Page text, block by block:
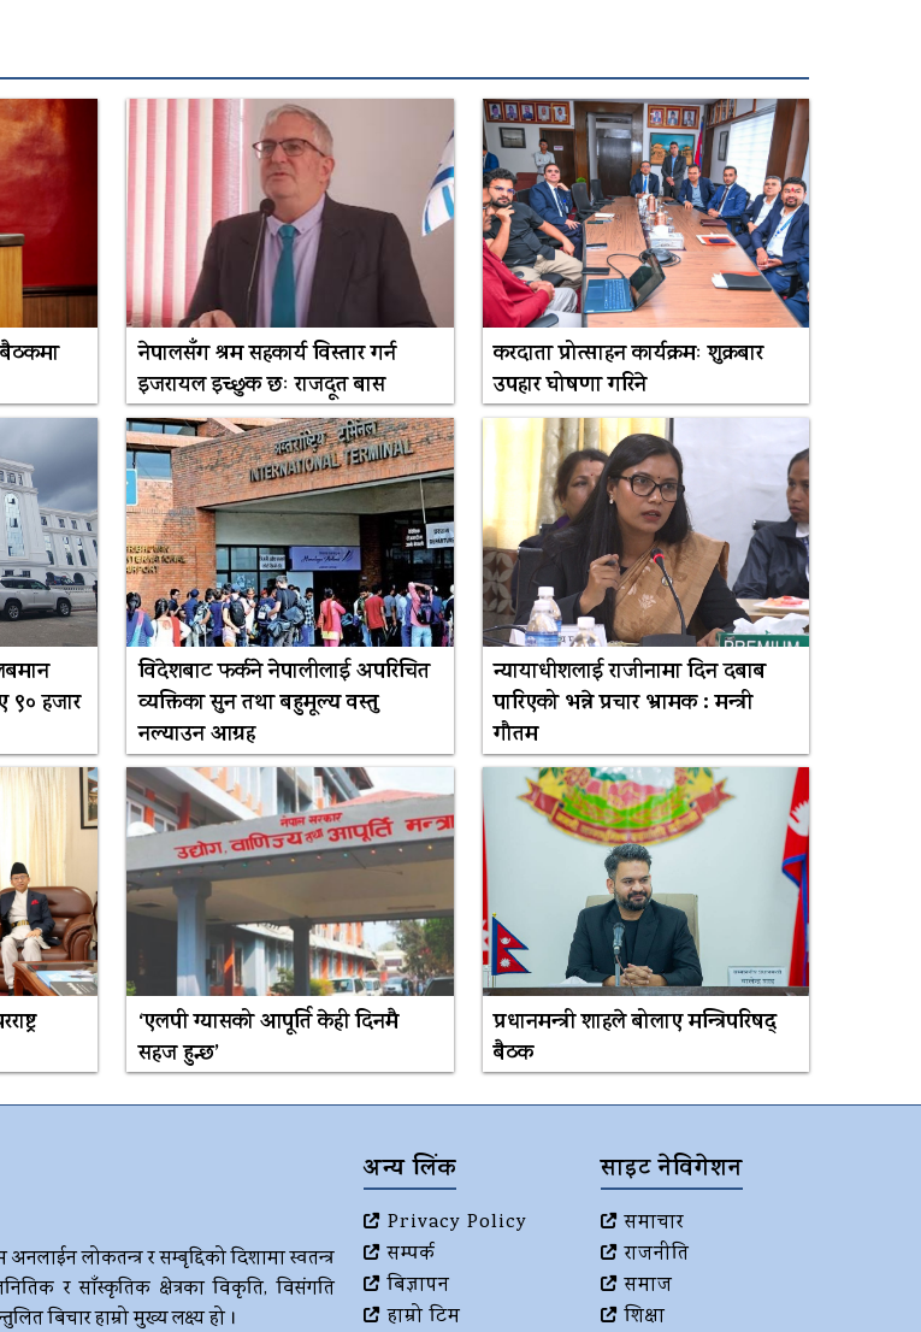
बैठकमा
नेपालसँग श्रम सहकार्य विस्तार गर्न
इजरायल इच्छुक छः राजदूत बास
करदाता प्रोत्साहन कार्यक्रमः शुक्रबार
उपहार घोषणा गरिने
हजार
विदेशबाट फर्कने नेपालीलाई अपरिचित
व्यक्तिका सुन तथा बहुमूल्य वस्तु
नल्याउन आग्रह
न्यायाधीशलाई राजीनामा दिन दबाब
पारिएको भन्ने प्रचार भ्रामक : मन्त्री
गौतम
‘एलपी ग्यासको आपूर्ति केही दिनमै
सहज हुन्छ’
प्रधानमन्त्री शाहले बोलाए मन्त्रिपरिषद्
बैठक
लोकतन्त्र र सम्बृद्दिको दिशामा स्वतन्त्र
र साँस्कृतिक क्षेत्रका विकृति, विसंगति
बिचार हाम्रो मुख्य लक्ष्य हो ।
अन्य लिंक
Privacy Policy
सम्पर्क
बिज्ञापन
हाम्रो टिम
साइट नेविगेशन
समाचार
राजनीति
समाज
शिक्षा